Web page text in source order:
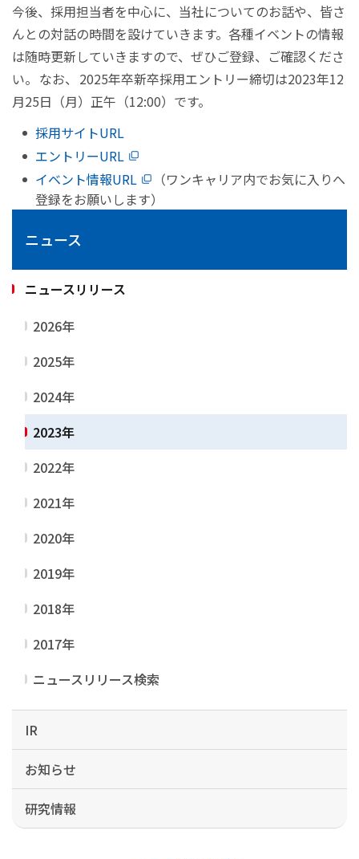
今後、採用担当者を中心に、当社についてのお話や、皆さ
んとの対話の時間を設けていきます。各種イベントの情報
は随時更新していきますので、ぜひご登録、ご確認くださ
い。 なお、 2025年卒新卒採用エントリー締切は2023年12
月25日（月）正午（12:00）です。
採用サイトURL
エントリーURL
イベント情報URL
（ワンキャリア内でお気に入りへ
登録をお願いします）
ニュース
ニュースリリース
2026年
2025年
2024年
2023年
2022年
2021年
2020年
2019年
2018年
2017年
ニュースリリース検索
IR
お知らせ
研究情報